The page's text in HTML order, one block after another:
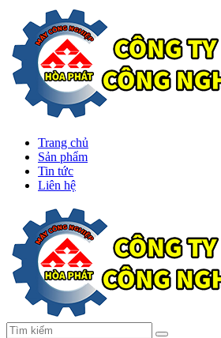
Trang chủ
Sản phẩm
Tin tức
Liên hệ